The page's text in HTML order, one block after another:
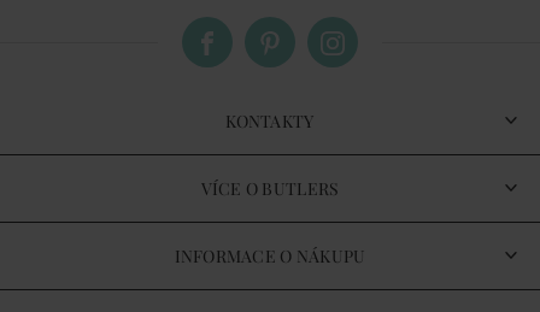
KONTAKTY
VÍCE O BUTLERS
INFORMACE O NÁKUPU